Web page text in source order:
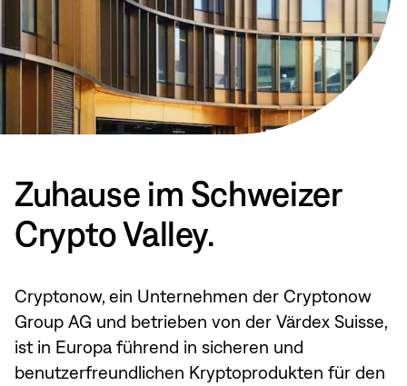
Zuhause im Schweizer
Crypto Valley.
Cryptonow, ein Unternehmen der Cryptonow
Group AG und betrieben von der Värdex Suisse,
ist in Europa führend in sicheren und
benutzerfreundlichen Kryptoprodukten für den